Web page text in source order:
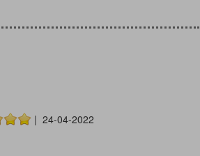
| 24-04-2022